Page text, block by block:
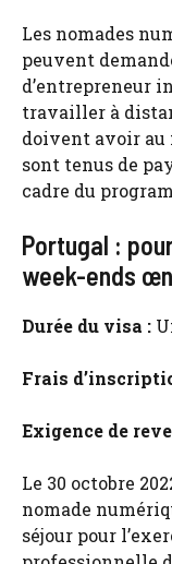
Les nomades
peuvent
d’entrepreneur
travailler à
doivent avoir
sont tenus de
cadre du
Portugal :
week-ends
Durée du visa :
Frais
Exigence de
Le 30 octobre
nomade
séjour pour